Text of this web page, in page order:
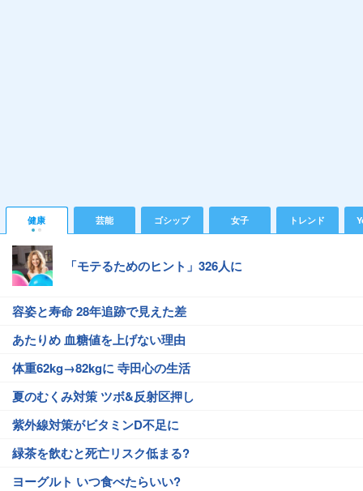
健康 芸能 ゴシップ 女子 トレンド
「モテるためのヒント」326人に
容姿と寿命 28年追跡で見えた差
あたりめ 血糖値を上げない理由
体重62kg→82kgに 寺田心の生活
夏のむくみ対策 ツボ&反射区押し
紫外線対策がビタミンD不足に
緑茶を飲むと死亡リスク低まる?
ヨーグルト いつ食べたらいい?